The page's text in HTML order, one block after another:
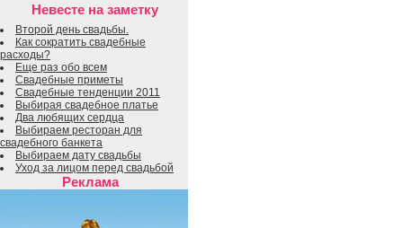
Невесте на заметку
Второй день свадьбы.
Как сократить свадебные
расходы?
Еще раз обо всем
Свадебные приметы
Свадебные тенденции 2011
Выбирая свадебное платье
Два любящих сердца
Выбираем ресторан для
свадебного банкета
Выбираем дату свадьбы
Уход за лицом перед свадьбой
Реклама